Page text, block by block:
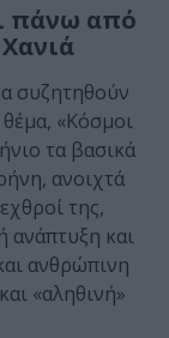
πάνω από
συζητηθούν
«Κόσμοι
τα βασικά
ανοιχτά
της,
ανάπτυξη και
ανθρώπινη
«αληθινή»